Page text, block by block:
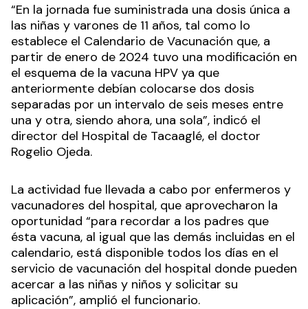
“En la jornada fue suministrada una dosis única a
las niñas y varones de 11 años, tal como lo
establece el Calendario de Vacunación que, a
partir de enero de 2024 tuvo una modificación en
el esquema de la vacuna HPV ya que
anteriormente debían colocarse dos dosis
separadas por un intervalo de seis meses entre
una y otra, siendo ahora, una sola”, indicó el
director del Hospital de Tacaaglé, el doctor
Rogelio Ojeda.
La actividad fue llevada a cabo por enfermeros y
vacunadores del hospital, que aprovecharon la
oportunidad “para recordar a los padres que
ésta vacuna, al igual que las demás incluidas en el
calendario, está disponible todos los días en el
servicio de vacunación del hospital donde pueden
acercar a las niñas y niños y solicitar su
aplicación”, amplió el funcionario.